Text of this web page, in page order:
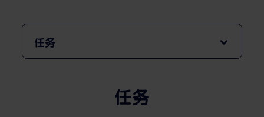
任务
任务